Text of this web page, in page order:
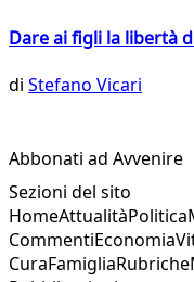
Dare ai figli la libertà
di Stefano Vicari
Abbonati ad Avvenire
Sezioni del sito
HomeAttualitàPolitica
CommentiEconomia
CuraFamigliaRubriche